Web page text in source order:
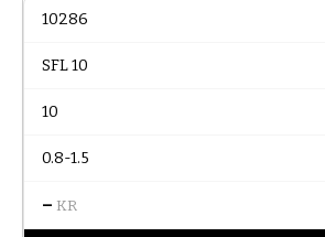
10286
SFL 10
10
0.8-1.5
– KR